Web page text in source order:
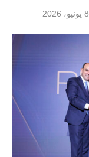
8 يونيو، 2026